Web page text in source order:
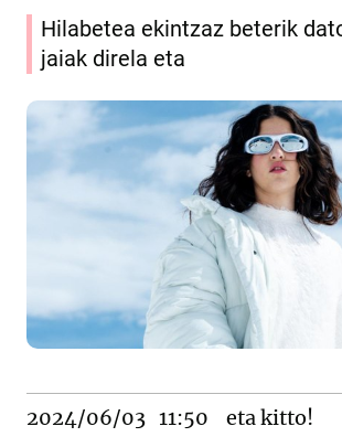
Hilabetea ekintzaz beterik
jaiak direla eta
2024/06/03 11:50 eta kitto!